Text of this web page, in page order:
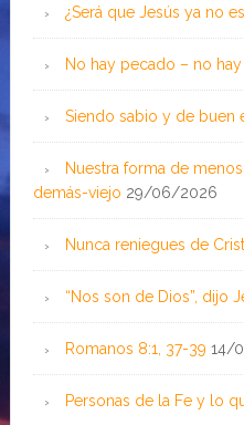
¿Será que Jesús ya no
No hay pecado – no
Siendo sabio y de buen
Nuestra forma de
demás-viejo 29/06/2026
Nunca reniegues de
“Nos son de Dios”, dijo
Romanos 8:1, 37-39 14/
Personas de la Fe y lo